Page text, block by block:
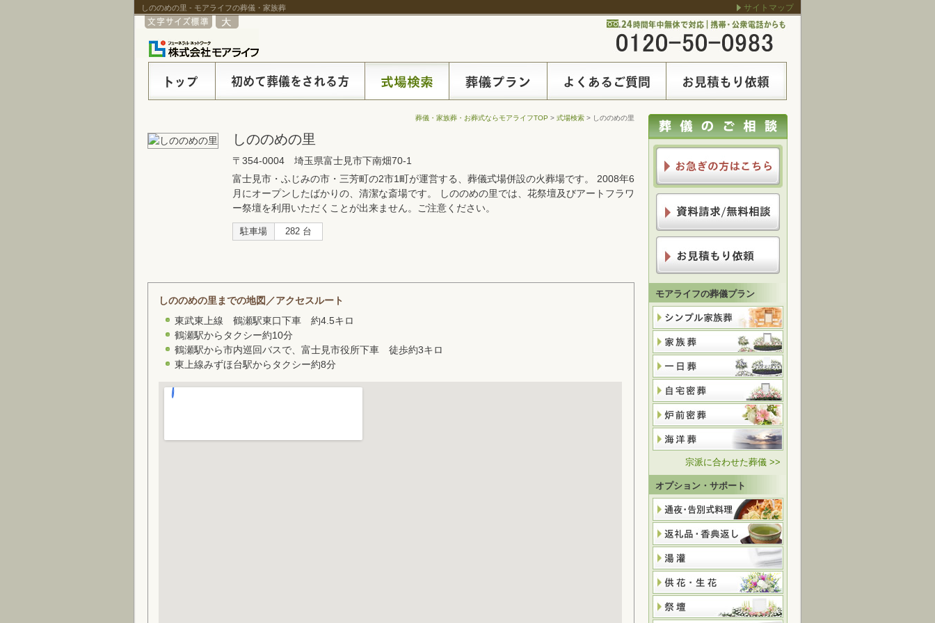
しののめの里 - モアライフの葬儀・家族葬 サイトマップ
葬儀・家族葬・お葬式ならモアライフTOP > 式場検索 > しののめの里
しののめの里
〒354-0004 埼玉県富士見市下南畑70-1
富士見市・ふじみの市・三芳町の2市1町が運営する、葬儀式場併設の火葬場です。 2008年6
月にオープンしたばかりの、清潔な斎場です。 しののめの里では、花祭壇及びアートフラワ
ー祭壇を利用いただくことが出来ません。ご注意ください。
駐車場 282 台
しののめの里までの地図／アクセスルート
東武東上線 鶴瀬駅東口下車 約4.5キロ
鶴瀬駅からタクシー約10分
鶴瀬駅から市内巡回バスで、富士見市役所下車 徒歩約3キロ
東上線みずほ台駅からタクシー約8分
モアライフの葬儀プラン
宗派に合わせた葬儀 >>
オプション・サポート